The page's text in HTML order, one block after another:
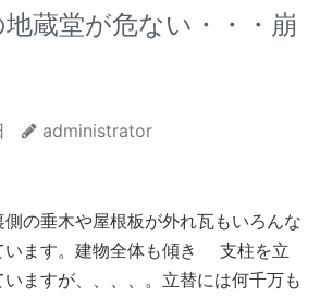
蔵堂が危ない・・・崩
administrator
の垂木や屋根板が外れ瓦もいろんな
います。建物全体も傾き 支柱を立
ますが、、、、。立替には何千万も